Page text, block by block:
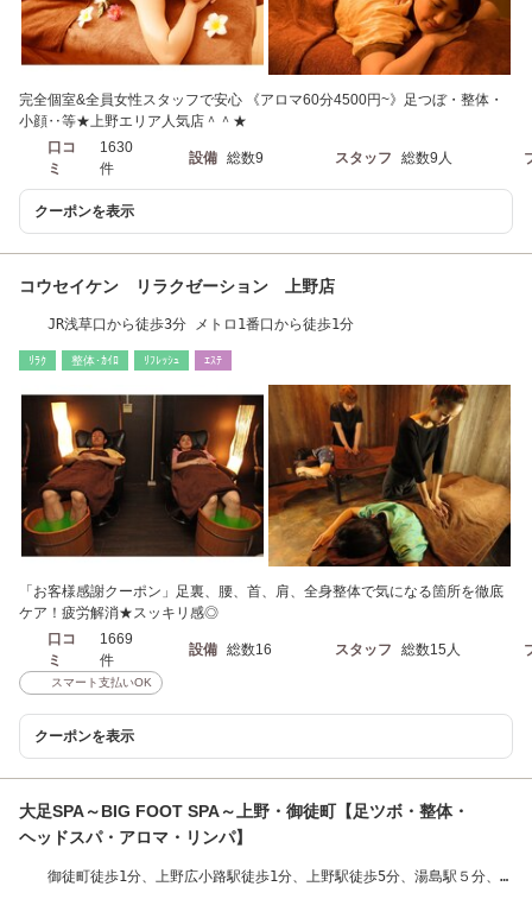
完全個室&全員女性スタッフで安心 《アロマ60分4500円~》足つぼ・整体・
小顔‥等★上野エリア人気店＾＾★
口コ
ミ
1630
件
設備 総数9 スタッフ 総数9人
クーポンを表示
コウセイケン リラクゼーション 上野店
JR浅草口から徒歩3分 メトロ1番口から徒歩1分
ﾘﾗｸ 整体･ｶｲﾛ ﾘﾌﾚｯｼｭ ｴｽﾃ
「お客様感謝クーポン」足裏、腰、首、肩、全身整体で気になる箇所を徹底
ケア！疲労解消★スッキリ感◎
口コ
ミ
1669
件
設備 総数16 スタッフ 総数15人
スマート支払いOK
クーポンを表示
大足SPA～BIG FOOT SPA～上野・御徒町【足ツボ・整体・
ヘッドスパ・アロマ・リンパ】
御徒町徒歩1分、上野広小路駅徒歩1分、上野駅徒歩5分、湯島駅５分、